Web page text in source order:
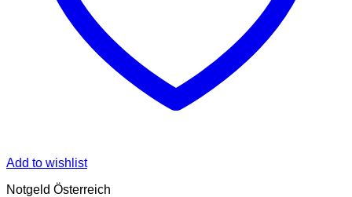
Add to wishlist
Notgeld Österreich